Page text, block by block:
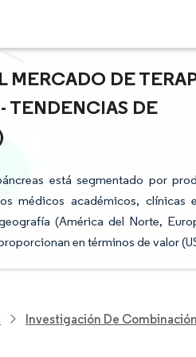
MERCADO DE
TENDENCIAS DE
está segmentado por
médicos académicos, clínicas
(América del Norte,
en términos de valor
Investigación De